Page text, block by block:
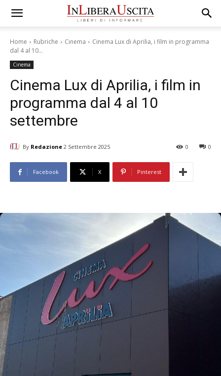
Home Rubriche Cinema
Cinema Lux di Aprilia, i film in programma
dal 4 al 10...
Cinema
Cinema Lux di Aprilia, i film in
programma dal 4 al 10
settembre
By Redazione 2 Settembre 2025 0
0
Facebook X Pinterest